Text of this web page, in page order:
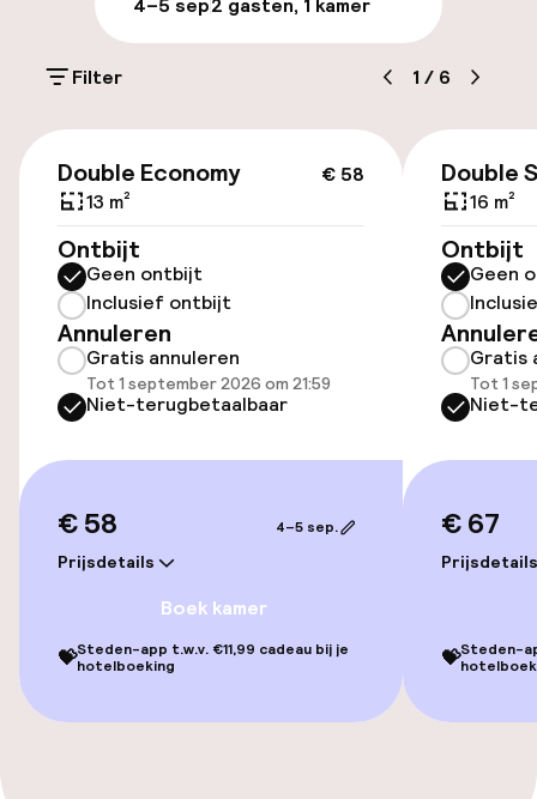
Toegankelijkheid
Lift
Entertainment
Gratis wifi
Zonneterras
Filter 1 / 6
€ 58
Double Economy
13 m²
Ontbijt
Geen ontbijt
Inclusief ontbijt
Annuleren
Gratis annuleren
Tot 1 september 2026 om 21:59
Niet-terugbetaalbaar
€ 58
Prijsdetails
4–5 sep.
Boek kamer
💝Steden-app t.w.v. €11,99 cadeau bij je
hotelboeking
Double
16 m²
Ontbijt
Geen
Gratis
Tot 1
Niet-
€ 67
Prijsdetails
💝Steden-